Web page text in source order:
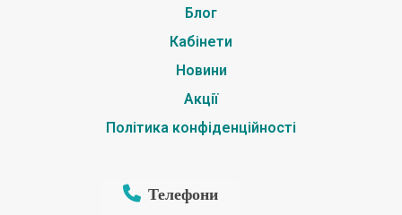
Блог
Кабінети
Новини
Акції
Політика конфіденційності
Телефони